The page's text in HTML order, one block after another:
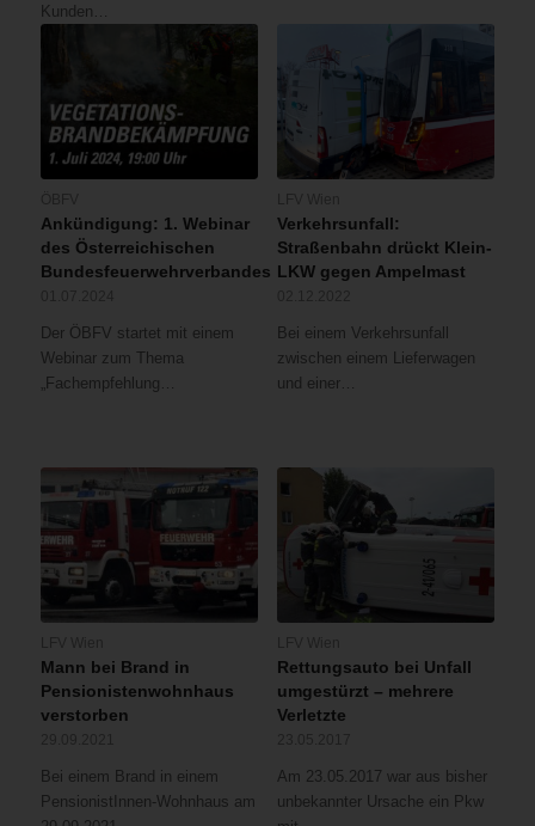
Kunden…
Ankündigung: 1. Webinar
des Österreichischen
Bundesfeuerwehrverbandes
Der ÖBFV startet mit einem
Webinar zum Thema
„Fachempfehlung…
Verkehrsunfall:
Straßenbahn drückt Klein-
LKW gegen Ampelmast
Bei einem Verkehrsunfall
zwischen einem Lieferwagen
und einer…
Mann bei Brand in
Pensionistenwohnhaus
verstorben
Bei einem Brand in einem
PensionistInnen-Wohnhaus am
Rettungsauto bei Unfall
umgestürzt – mehrere
Verletzte
Am 23.05.2017 war aus bisher
unbekannter Ursache ein Pkw